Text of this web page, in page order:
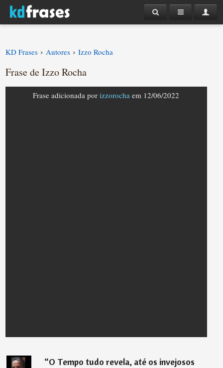
KD Frases › Autores › Izzo Rocha
Frase de Izzo Rocha
Frase adicionada porizzorocha em 12/06/2022
“O Tempo tudo revela, até os invejosos